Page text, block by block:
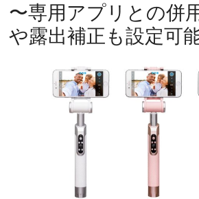
〜専用アプリとの併
や露出補正も設定可